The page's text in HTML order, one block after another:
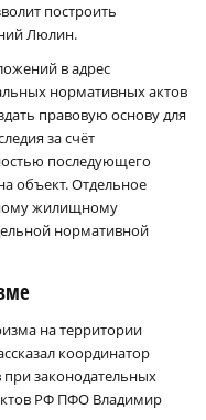
построить
Люлин.
в адрес
нормативных актов
правовую основу для
за счёт
последующего
объект. Отдельное
жилищному
нормативной
на территории
координатор
законодательных
РФ ПФО Владимир